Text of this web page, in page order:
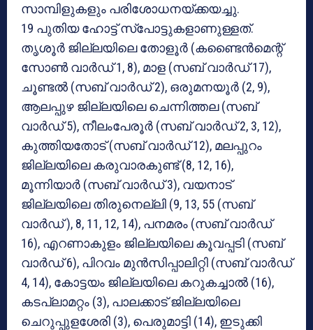
സാമ്പിളുകളും പരിശോധനയ്ക്കയച്ചു.
19 പുതിയ ഹോട്ട് സ്‌പോട്ടുകളാണുള്ളത്.
തൃശൂര്‍ ജില്ലയിലെ തോളൂര്‍ (കണ്ടൈന്‍മെന്റ്
സോണ്‍ വാര്‍ഡ് 1, 8), മാള (സബ് വാര്‍ഡ് 17),
ചൂണ്ടല്‍ (സബ് വാര്‍ഡ് 2), ഒരുമനയൂര്‍ (2, 9),
ആലപ്പുഴ ജില്ലയിലെ ചെന്നിത്തല (സബ്
വാര്‍ഡ് 5), നീലംപേരൂര്‍ (സബ് വാര്‍ഡ് 2, 3, 12),
കുത്തിയതോട് (സബ് വാര്‍ഡ് 12), മലപ്പുറം
ജില്ലയിലെ കരുവാരകുണ്ട് (8, 12, 16),
മൂന്നിയാര്‍ (സബ് വാര്‍ഡ് 3), വയനാട്
ജില്ലയിലെ തിരുനെല്ലി (9, 13, 55 (സബ്
വാര്‍ഡ് ), 8, 11, 12, 14), പനമരം (സബ് വാര്‍ഡ്
16), എറണാകുളം ജില്ലയിലെ കൂവപ്പടി (സബ്
വാര്‍ഡ് 6), പിറവം മുന്‍സിപ്പാലിറ്റി (സബ് വാര്‍ഡ്
4, 14), കോട്ടയം ജില്ലയിലെ കറുകച്ചാല്‍ (16),
കടപ്ലാമറ്റം (3), പാലക്കാട് ജില്ലയിലെ
ചെറുപ്പുളശേരി (3), പെരുമാട്ടി (14), ഇടുക്കി